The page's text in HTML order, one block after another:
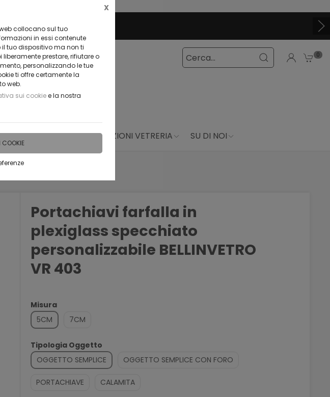
collocano sul tuo
in essi contenute
il tuo dispositivo ma non ti
prestare, rifiutare o
personalizzando le tue
ti offre certamente la
web.
sui cookiee la nostra
X
I COUPON ATTIVI ADESSO
0
HORECA PRODUZIONI VETRERIA SU DI NOI
Portachiavi farfalla in
plexiglass specchiato
personalizzabile BELLINVETRO
VR 403
Misura
5CM
7CM
Tipologia Oggetto
OGGETTO SEMPLICE
OGGETTO SEMPLICE CON FORO
PORTACHIAVE CALAMITA